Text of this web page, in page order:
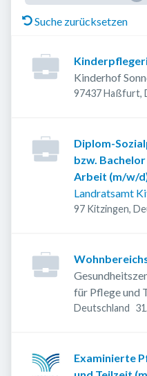
Suche zurücksetzen
Kinderhof
97437 Haßfurt,
Diplom-
bzw.
Arbeit (m/w/
Landratsamt
97 Kitzingen,
für Pflege und
Deutschland
Examinierte